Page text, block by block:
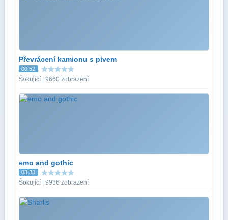
Převrácení kamionu s pivem
00:52
Šokující | 9660 zobrazení
emo and gothic
03:33
Šokující | 9936 zobrazení